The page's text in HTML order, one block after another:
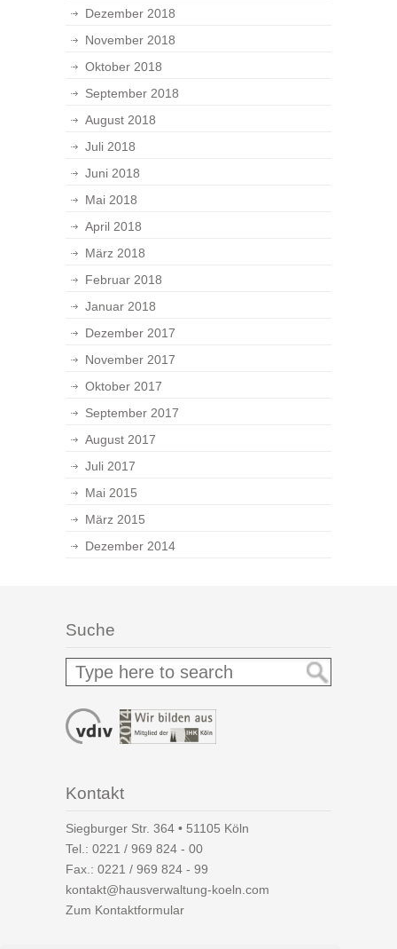
Dezember 2018
November 2018
Oktober 2018
September 2018
August 2018
Juli 2018
Juni 2018
Mai 2018
April 2018
März 2018
Februar 2018
Januar 2018
Dezember 2017
November 2017
Oktober 2017
September 2017
August 2017
Juli 2017
Mai 2015
März 2015
Dezember 2014
Suche
Kontakt
Siegburger Str. 364 • 51105 Köln
Tel.: 0221 / 969 824 - 00
Fax.: 0221 / 969 824 - 99
kontakt@hausverwaltung-koeln.com
Zum Kontaktformular